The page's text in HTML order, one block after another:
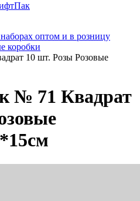
оптом и в розницу
коробки
10 шт. Розы Розовые
№ 71 Квадрат